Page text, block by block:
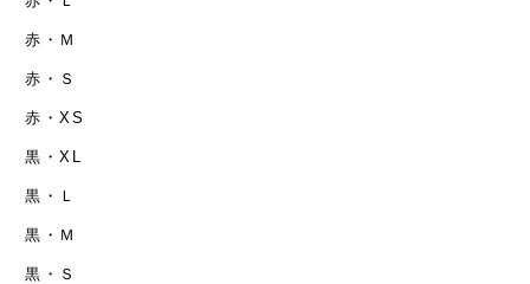
赤・Ｍ
赤・Ｓ
赤・XS
黒・XL
黒・Ｌ
黒・Ｍ
黒・Ｓ